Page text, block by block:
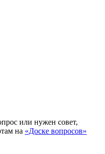
или нужен совет,
на «Доске вопросов»